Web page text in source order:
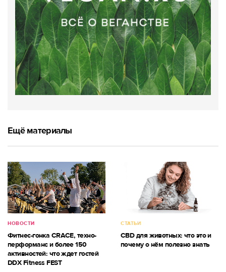
Ещё материалы
НОВОСТИ
Фитнес-гонка CRACE, техно-
перформанс и более 150
активностей: что ждет гостей
DDX Fitness FEST
СТАТЬИ
CBD для животных: что это и
почему о нём полезно знать